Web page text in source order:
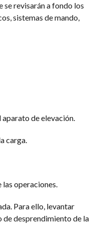
revisarán a fondo los
sistemas de mando,
de elevación.
carga.
las operaciones.
Para ello, levantar
de desprendimiento de la